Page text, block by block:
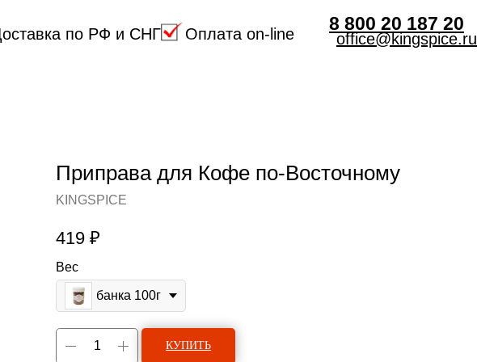
8 800 20 187 20
office@kingspice.ru
по РФ и СНГ Оплата on-line
Приправа для Кофе по-Восточному
KINGSPICE
419 ₽
Вес
банка 100г
КУПИТЬ